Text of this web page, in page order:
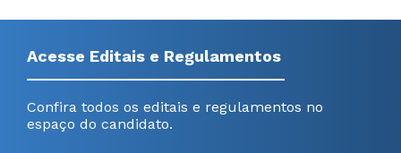
Acesse Editais e Regulamentos
Confira todos os editais e regulamentos no
espaço do candidato.